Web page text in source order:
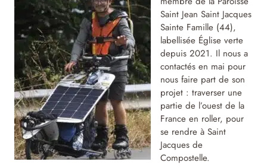
Saint Jean Saint Jacques
Sainte Famille (44),
labellisée Église verte
depuis 2021. Il nous a
contactés en mai pour
nous faire part de son
projet : traverser une
partie de l’ouest de la
France en roller, pour
se rendre à Saint
Jacques de
Compostelle.